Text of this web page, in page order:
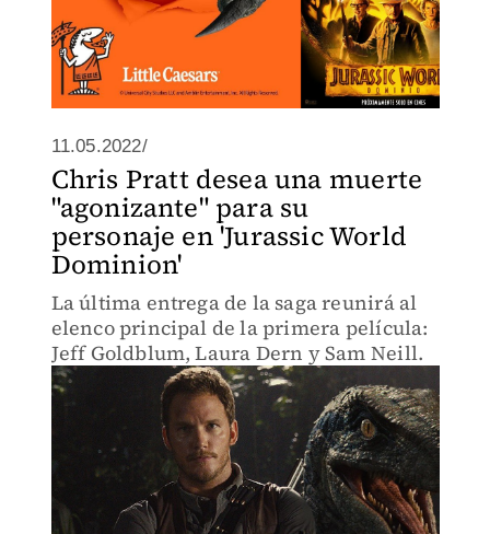
11.05.2022/
Chris Pratt desea una muerte
"agonizante" para su
personaje en 'Jurassic World
Dominion'
La última entrega de la saga reunirá al
elenco principal de la primera película:
Jeff Goldblum, Laura Dern y Sam Neill.